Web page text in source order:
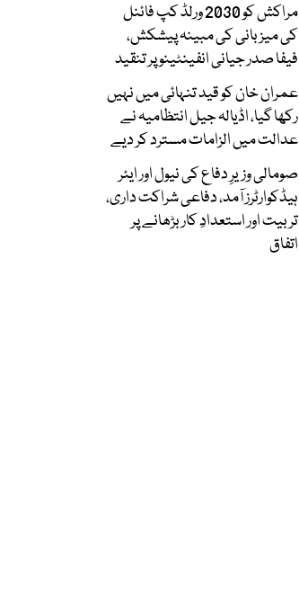
مراکش کو 2030 ورلڈ کپ فائنل
کی میزبانی کی مبینہ پیشکش،
فیفا صدر جیانی انفینٹینو پر تنقید
عمران خان کو قید تنہائی میں نہیں
رکھا گیا، اڈیالہ جیل انتظامیہ نے
عدالت میں الزامات مسترد کر دیے
صومالی وزیرِ دفاع کی نیول اور ایئر
ہیڈکوارٹرز آمد، دفاعی شراکت داری،
تربیت اور استعدادِ کار بڑھانے پر
اتفاق